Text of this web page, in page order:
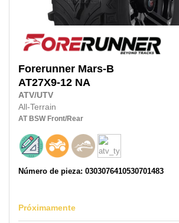
Forerunner Mars-B
AT27X9-12 NA
ATV/UTV
All-Terrain
AT BSW Front/Rear
Número de pieza: 0303076410530701483
Próximamente